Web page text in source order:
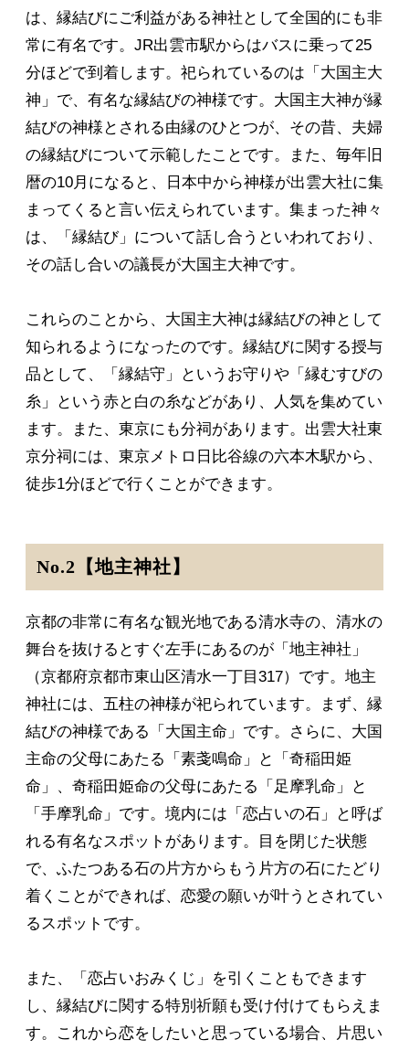
は、縁結びにご利益がある神社として全国的にも非
常に有名です。JR出雲市駅からはバスに乗って25
分ほどで到着します。祀られているのは「大国主大
神」で、有名な縁結びの神様です。大国主大神が縁
結びの神様とされる由縁のひとつが、その昔、夫婦
の縁結びについて示範したことです。また、毎年旧
暦の10月になると、日本中から神様が出雲大社に集
まってくると言い伝えられています。集まった神々
は、「縁結び」について話し合うといわれており、
その話し合いの議長が大国主大神です。
これらのことから、大国主大神は縁結びの神として
知られるようになったのです。縁結びに関する授与
品として、「縁結守」というお守りや「縁むすびの
糸」という赤と白の糸などがあり、人気を集めてい
ます。また、東京にも分祠があります。出雲大社東
京分祠には、東京メトロ日比谷線の六本木駅から、
徒歩1分ほどで行くことができます。
No.2【地主神社】
京都の非常に有名な観光地である清水寺の、清水の
舞台を抜けるとすぐ左手にあるのが「地主神社」
（京都府京都市東山区清水一丁目317）です。地主
神社には、五柱の神様が祀られています。まず、縁
結びの神様である「大国主命」です。さらに、大国
主命の父母にあたる「素戔鳴命」と「奇稲田姫
命」、奇稲田姫命の父母にあたる「足摩乳命」と
「手摩乳命」です。境内には「恋占いの石」と呼ば
れる有名なスポットがあります。目を閉じた状態
で、ふたつある石の片方からもう片方の石にたどり
着くことができれば、恋愛の願いが叶うとされてい
るスポットです。
また、「恋占いおみくじ」を引くこともできます
し、縁結びに関する特別祈願も受け付けてもらえま
す。これから恋をしたいと思っている場合、片思い